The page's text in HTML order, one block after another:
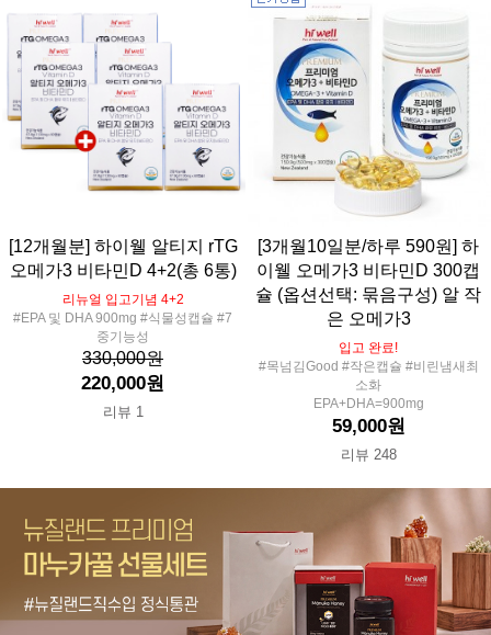
[12개월분] 하이웰 알티지 rTG
오메가3 비타민D 4+2(총 6통)
리뉴얼 입고기념 4+2
#EPA 및 DHA 900mg #식물성캡슐 #7
중기능성
330,000원
220,000원
리뷰 1
[3개월10일분/하루 590원] 하
이웰 오메가3 비타민D 300캡
슐 (옵션선택: 묶음구성) 알 작
은 오메가3
입고 완료!
#목넘김Good #작은캡슐 #비린냄새최
소화
EPA+DHA=900mg
59,000원
리뷰 248